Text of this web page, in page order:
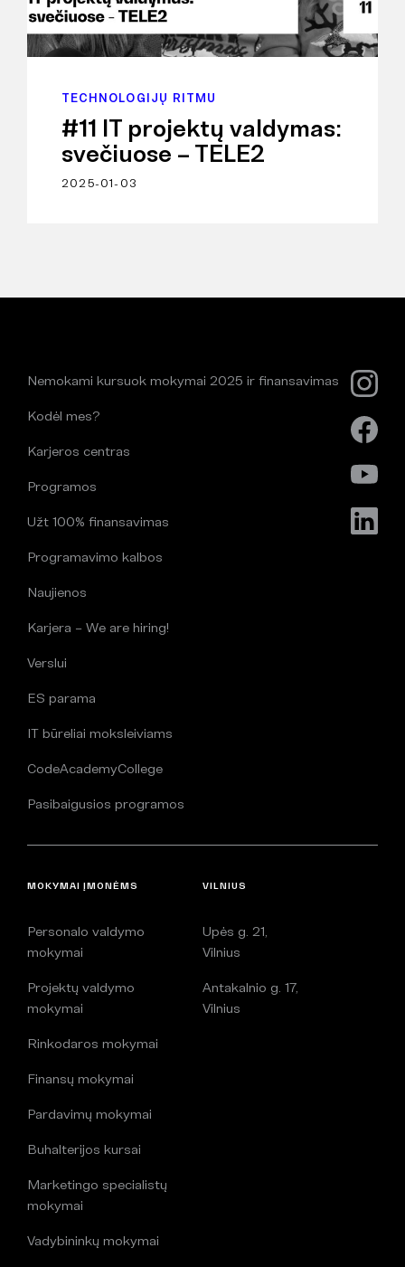
TECHNOLOGIJŲ RITMU
#11 IT projektų valdymas:
svečiuose – TELE2
2025-01-03
Nemokami kursuok mokymai 2025 ir finansavimas
Kodėl mes?
Karjeros centras
Programos
Užt 100% finansavimas
Programavimo kalbos
Naujienos
Karjera – We are hiring!
Verslui
ES parama
IT būreliai moksleiviams
CodeAcademyCollege
Pasibaigusios programos
MOKYMAI ĮMONĖMS
Personalo valdymo
mokymai
Projektų valdymo
mokymai
Rinkodaros mokymai
Finansų mokymai
Pardavimų mokymai
Buhalterijos kursai
Marketingo specialistų
mokymai
Vadybininkų mokymai
VILNIUS
Upės g. 21,
Vilnius
Antakalnio g. 17,
Vilnius